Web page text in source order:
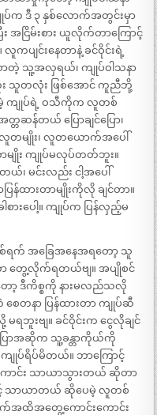
ပ်က ဒီ ၃ နှစ်လောက်အတွင်းမှာ
အငြိမ်းစား ယူလိုက်တာကြောင့်
ကပျင်းနေတာနဲ့ ခင်ဝိုင်းရဲ့
ာတဲ့ သူ့အလှရယ်၊ ကျုပ်ဝါသနာ
း သူတလုံး ဖြစ်အောင် ကူညီဘို့
ကျုပ်ရဲ့ ဝသီကိုက လူတစ်
န်တယ် ပြောချင်ပြော၊
တမျိုး၊ လူတယောက်အပေါ်
ာမျိုး ကျုပ်မလုပ်တတ်ဘူး။
၊ မင်းလည်း ငါ့အပေါ်
န်ထားတာမျိုးကိုလို ချင်တာ။
ားပေါ့။ ကျုပ်က ပြန်လှည့်မ
ရက် အခြေအနေအရတော့ သူ
တွေ့လိုက်ရတယ်ဗျ။ အပျိုစင်
ာ့ ဒီကိစ္စကို နားမလည်သလို
ေတနာ ပြန်ထားတာ ကျုပ်ဆီ
ဘူးဗျ။ ခင်ဝိုင်းက ငွေလိုချင်
ာအဆိုက သူ့ခန္တာကိုယ်ကို
ကျုပ်ရိပ်မိတယ်။ ဘာကြောင့်
ာင်း သာယာသွားတယ် ဆိုတာ
သာယာတယ် ဆိုပေမဲ့ လူတစ်
အထိအတွေ့ကောင်းကောင်း